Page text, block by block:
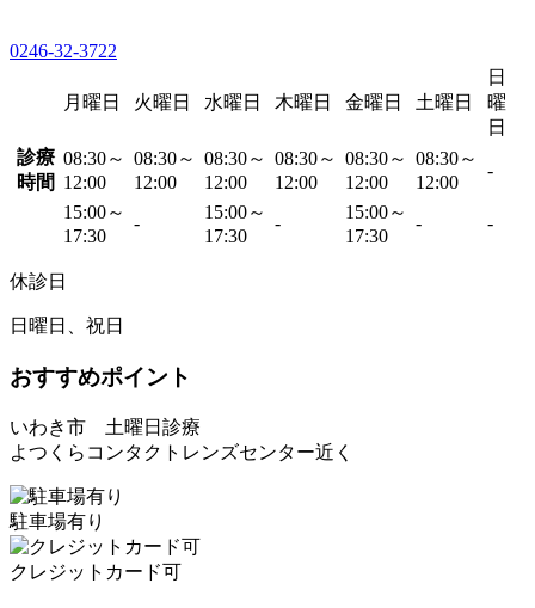
0246-32-3722
月曜日 火曜日 水曜日 木曜日 金曜日 土曜日
日
曜
日
診療
時間
08:30～
12:00
08:30～
12:00
08:30～
12:00
08:30～
12:00
08:30～
12:00
08:30～
12:00
-
15:00～
17:30
-
15:00～
17:30
-
15:00～
17:30
- -
休診日
日曜日、祝日
おすすめポイント
いわき市 土曜日診療
よつくらコンタクトレンズセンター近く
駐車場有り
クレジットカード可